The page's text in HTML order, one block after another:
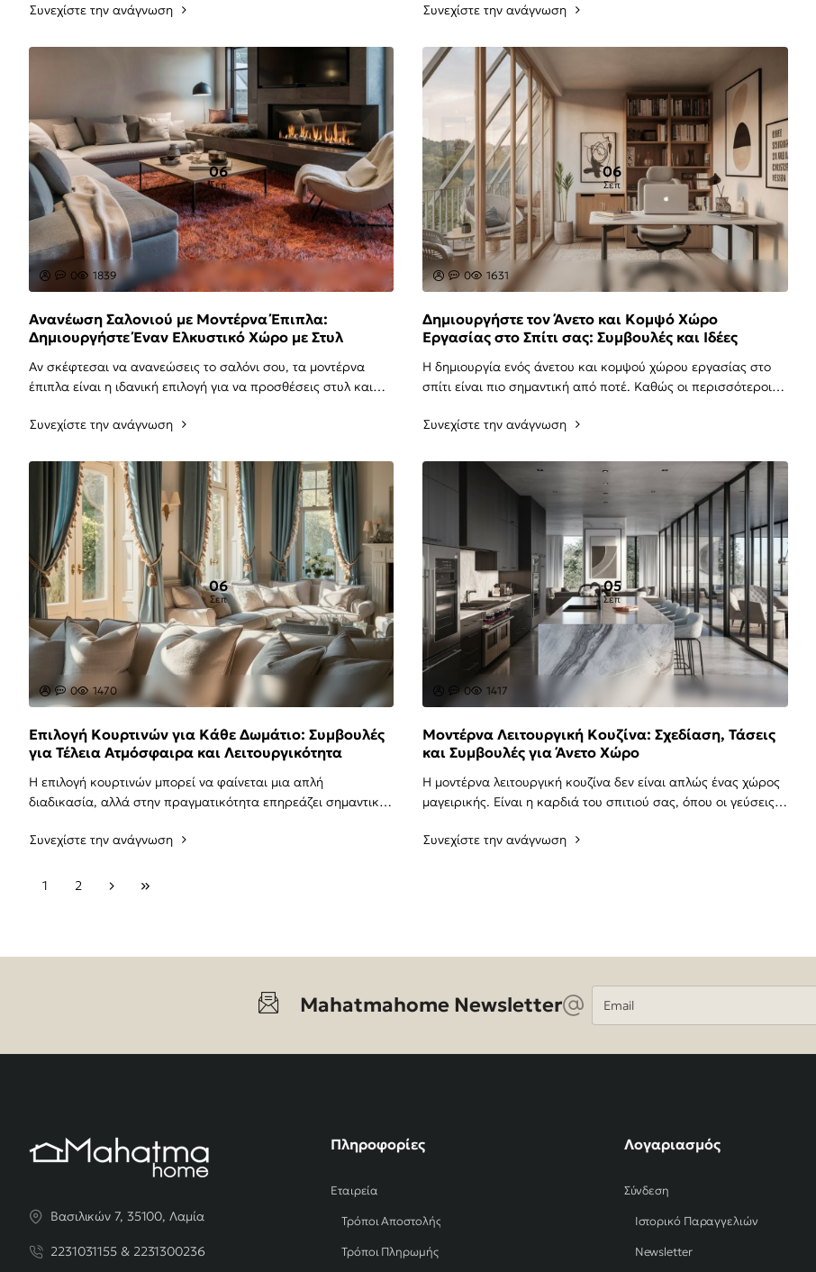
Συνεχίστε την ανάγνωση
Συνεχίστε την ανάγνωση
06
Σεπ
0 1839
Ανανέωση Σαλονιού με Μοντέρνα Έπιπλα:
Δημιουργήστε Έναν Ελκυστικό Χώρο με Στυλ
Αν σκέφτεσαι να ανανεώσεις το σαλόνι σου, τα μοντέρνα
έπιπλα είναι η ιδανική επιλογή για να προσθέσεις στυλ και
Συνεχίστε την ανάγνωση
06
Σεπ
0 1631
Δημιουργήστε τον Άνετο και Κομψό Χώρο
Εργασίας στο Σπίτι σας: Συμβουλές και Ιδέες
Η δημιουργία ενός άνετου και κομψού χώρου εργασίας στο
σπίτι είναι πιο σημαντική από ποτέ. Καθώς οι περισσότεροι
Συνεχίστε την ανάγνωση
06
Σεπ
0 1470
Επιλογή Κουρτινών για Κάθε Δωμάτιο: Συμβουλές
για Τέλεια Ατμόσφαιρα και Λειτουργικότητα
Η επιλογή κουρτινών μπορεί να φαίνεται μια απλή
διαδικασία, αλλά στην πραγματικότητα επηρεάζει σημαντικά
Συνεχίστε την ανάγνωση
05
Σεπ
0 1417
Μοντέρνα Λειτουργική Κουζίνα: Σχεδίαση, Τάσεις
και Συμβουλές για Άνετο Χώρο
Η μοντέρνα λειτουργική κουζίνα δεν είναι απλώς ένας χώρος
μαγειρικής. Είναι η καρδιά του σπιτιού σας, όπου οι γεύσεις
Συνεχίστε την ανάγνωση
1 2
Mahatmahome Newsletter
Email
Βασιλικών 7, 35100, Λαμία
2231031155 & 2231300236
Πληροφορίες
Εταιρεία
Τρόποι Αποστολής
Τρόποι Πληρωμής
Λογαριασμός
Σύνδεση
Ιστορικό Παραγγελιών
Newsletter